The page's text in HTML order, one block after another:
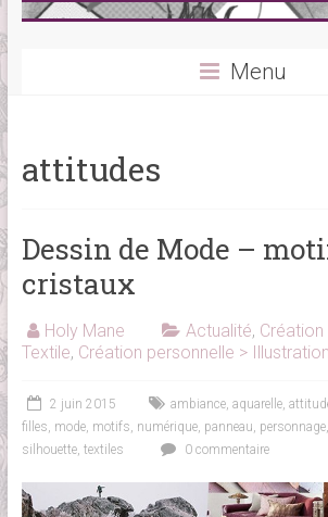
Menu
attitudes
Dessin de Mode –
cristaux
Holy Mane Actualité,
Textile, Création personnelle > Illustration
2 juin 2015 ambiance, aquarelle,
filles, mode, motifs, numérique, panneau, personnage,
silhouette, textiles 0 commentaire